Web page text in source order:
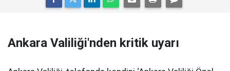
Ankara Valiliği'nden kritik uyarı